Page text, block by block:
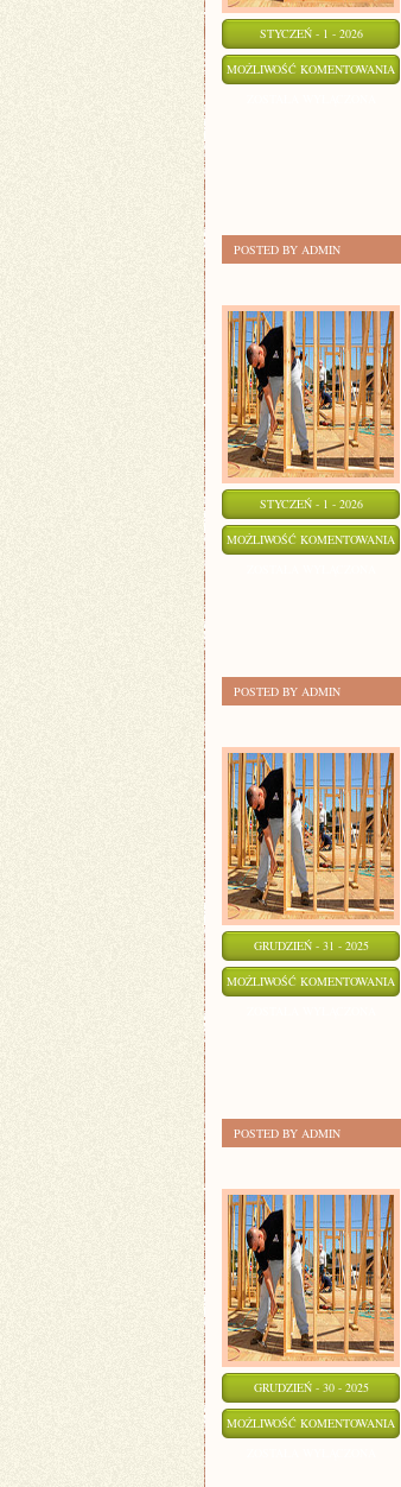
STYCZEŃ - 1 - 2026
MOŻLIWOŚĆ KOMENTOWANIA
POSTED BY ADMIN
STYCZEŃ - 1 - 2026
MOŻLIWOŚĆ KOMENTOWANIA
POSTED BY ADMIN
GRUDZIEŃ - 31 - 2025
MOŻLIWOŚĆ KOMENTOWANIA
POSTED BY ADMIN
GRUDZIEŃ - 30 - 2025
MOŻLIWOŚĆ KOMENTOWANIA